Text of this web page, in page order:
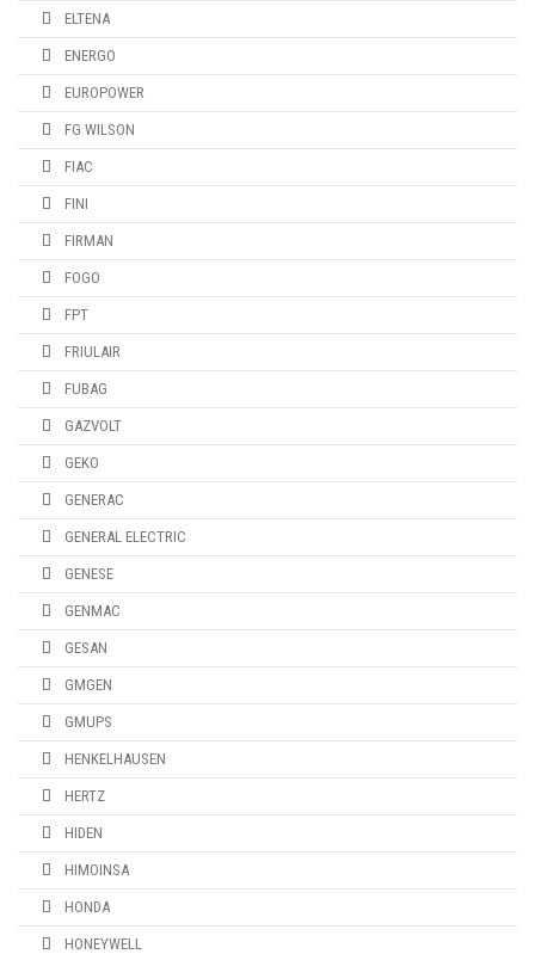
ELTENA
ENERGO
EUROPOWER
FG WILSON
FIAC
FINI
FIRMAN
FOGO
FPT
FRIULAIR
FUBAG
GAZVOLT
GEKO
GENERAC
GENERAL ELECTRIC
GENESE
GENMAC
GESAN
GMGEN
GMUPS
HENKELHAUSEN
HERTZ
HIDEN
HIMOINSA
HONDA
HONEYWELL